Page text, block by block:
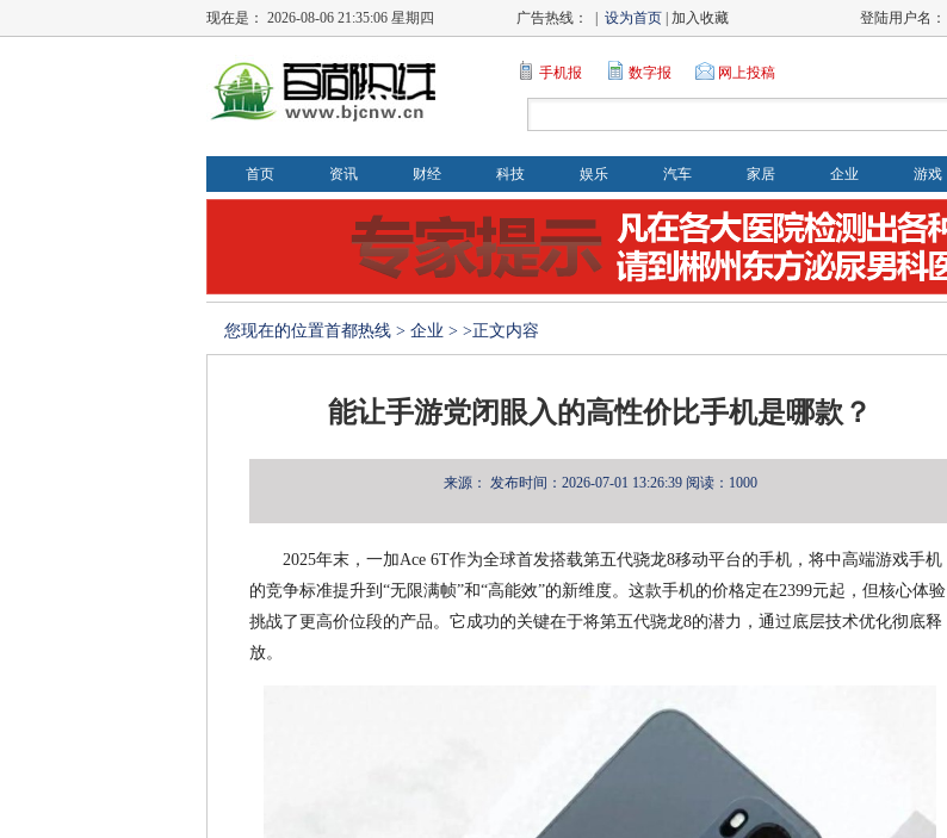
现在是： 2026-08-06 21:35:07 星期四 广告热线： | 设为首页 | 加入收藏 登陆用户名：
手机报 数字报 网上投稿
首页 资讯 财经 科技 娱乐 汽车 家居 企业 游戏
您现在的位置首都热线 > 企业 > >正文内容
能让手游党闭眼入的高性价比手机是哪款？
来源： 发布时间：2026-07-01 13:26:39 阅读：1000
2025年末，一加Ace 6T作为全球首发搭载第五代骁龙8移动平台的手机，将中高端游戏手机
的竞争标准提升到“无限满帧”和“高能效”的新维度。这款手机的价格定在2399元起，但核心体验
挑战了更高价位段的产品。它成功的关键在于将第五代骁龙8的潜力，通过底层技术优化彻底释
放。